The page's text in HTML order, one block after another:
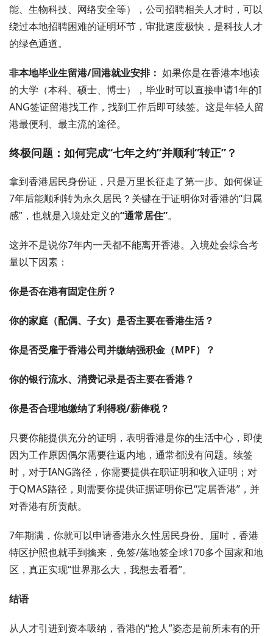
能、生物科技、网络安全等），公司招聘相关人才时，可以
绕过本地招聘困难的证明环节，审批速度极快，是科技人才
的绿色通道。
非本地毕业生留港/回港就业安排： 如果你是在香港本地读
的大学（本科、硕士、博士），毕业时可以直接申请1年的I
ANG签证留港找工作，找到工作后即可续签。这是年轻人留
港最便利、最主流的途径。
终极问题：如何完成“七年之约”并顺利“转正”？
拿到香港居民身份证，只是万里长征走了第一步。如何保证
7年后能顺利转为永久居民？关键在于证明你对香港的“归属
感”，也就是入境处定义的“通常居住”。
这并不是说你7年内一天都不能离开香港。入境处会综合考
量以下因素：
你是否在港有固定住所？
你的家庭（配偶、子女）是否主要在香港生活？
你是否受雇于香港公司并缴纳强积金（MPF）？
你的银行流水、消费记录是否主要在香港？
你是否合理地缴纳了利得税/薪俸税？
只要你能提供充分的证明，表明香港是你的生活中心，即使
因为工作原因偶尔需要往返内地，通常都没有问题。续签
时，对于IANG路径，你需要提供在职证明和收入证明；对
于QMAS路径，则需要你提供证据证明你已“定居香港”，并
对香港有所贡献。
7年期满，你就可以申请香港永久性居民身份。届时，香港
特区护照也就手到擒来，免签/落地签全球170多个国家和地
区，真正实现“世界那么大，我想去看看”。
结语
从人才引进到资本吸纳，香港的“抢人”姿态是前所未有的开